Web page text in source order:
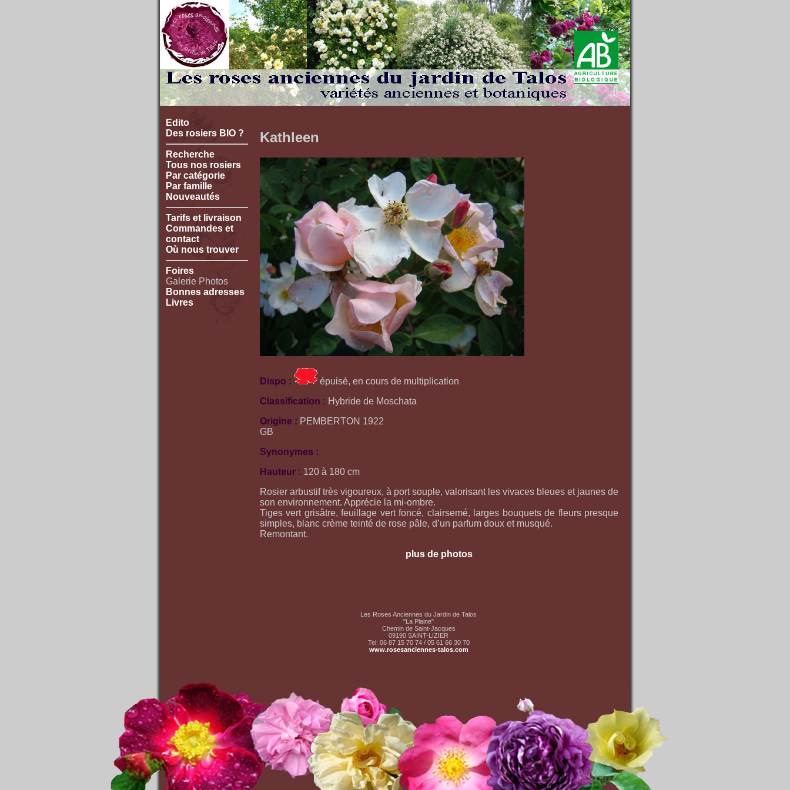
Edito
Des rosiers BIO ?
Recherche
Tous nos rosiers
Par catégorie
Par famille
Nouveautés
Tarifs et livraison
Commandes et
contact
Où nous trouver
Foires
Galerie Photos
Bonnes adresses
Livres
Kathleen
Dispo :
épuisé, en cours de multiplication
Classification : Hybride de Moschata
Origine : PEMBERTON 1922
GB
Synonymes :
Hauteur : 120 à 180 cm
Rosier arbustif très vigoureux, à port souple, valorisant les vivaces bleues et jaunes de
son environnement. Apprécie la mi-ombre.
Tiges vert grisâtre, feuillage vert foncé, clairsemé, larges bouquets de fleurs presque
simples, blanc crème teinté de rose pâle, d’un parfum doux et musqué.
Remontant.
plus de photos
Les Roses Anciennes du Jardin de Talos
"La Plaine"
Chemin de Saint-Jacques
09190 SAINT-LIZIER
Tel: 06 87 15 70 74 / 05 61 66 30 70
www.rosesanciennes-talos.com